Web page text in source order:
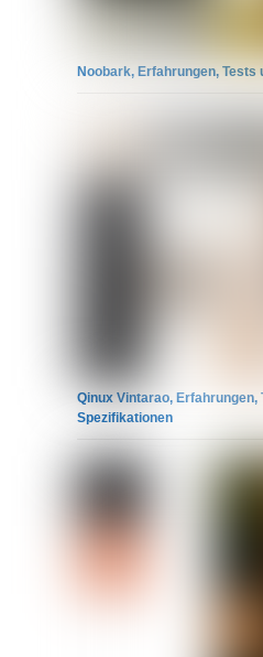
Noobark, Erfahrungen,
Qinux Vintarao,
Spezifikationen